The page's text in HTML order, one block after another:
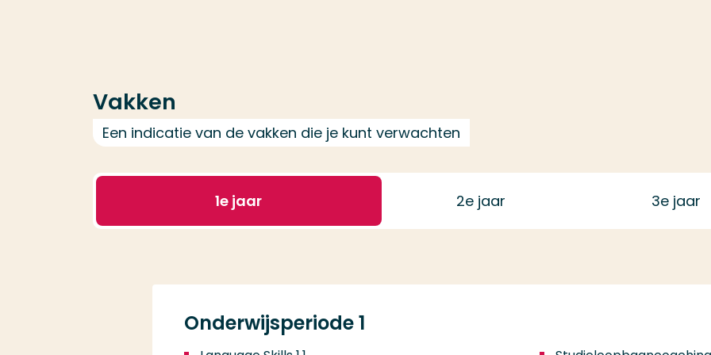
Vakken
Een indicatie van de vakken die je kunt verwachten
1e jaar 2e jaar 3e jaar
Onderwijsperiode 1